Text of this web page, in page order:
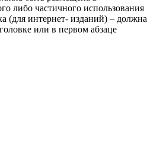
либо частичного использования
(для интернет- изданий) – должна
или в первом абзаце